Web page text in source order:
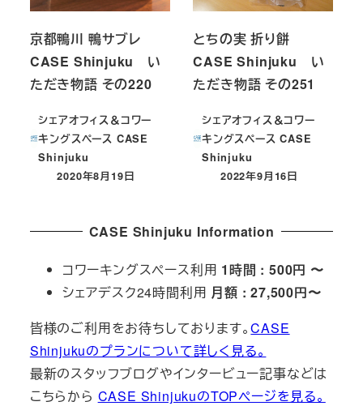
京都鴨川 鴨サブレ
CASE Shinjuku い
ただき物語 その220
シェアオフィス＆コワー
キングスペース CASE
Shinjuku
投稿日
2020年8月19日
とちの実 折り餅
CASE Shinjuku い
ただき物語 その251
シェアオフィス＆コワー
キングスペース CASE
Shinjuku
投稿日
2022年9月16日
CASE Shinjuku Information
コワーキングスペース利用 1時間 : 500円 〜
シェアデスク24時間利用 月額 : 27,500円〜
皆様のご利用をお待ちしております。CASE
Shinjukuのプランについて詳しく見る。
最新のスタッフブログやインタービュー記事などは
こちらから CASE ShinjukuのTOPページを見る。